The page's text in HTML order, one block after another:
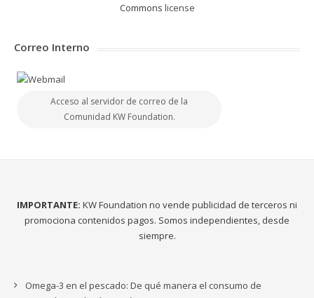
Commons license
Correo Interno
Acceso al servidor de correo de la
Comunidad KW Foundation.
IMPORTANTE: KW Foundation no vende publicidad de terceros ni
promociona contenidos pagos. Somos independientes, desde
siempre.
Omega-3 en el pescado: De qué manera el consumo de